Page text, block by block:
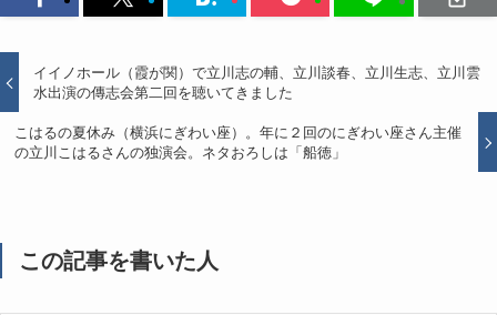
イイノホール（霞が関）で立川志の輔、立川談春、立川生志、立川雲
水出演の傳志会第二回を聴いてきました
こはるの夏休み（横浜にぎわい座）。年に２回のにぎわい座さん主催
の立川こはるさんの独演会。ネタおろしは「船徳」
この記事を書いた人